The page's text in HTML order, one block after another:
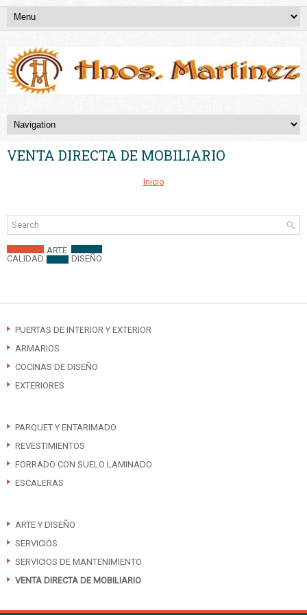
VENTA DIRECTA DE MOBILIARIO
Inicio
CALIDAD
ARTE
DISEÑO
PUERTAS DE INTERIOR Y EXTERIOR
ARMARIOS
COCINAS DE DISEÑO
EXTERIORES
PARQUET Y ENTARIMADO
REVESTIMIENTOS
FORRADO CON SUELO LAMINADO
ESCALERAS
ARTE Y DISEÑO
SERVICIOS
SERVICIOS DE MANTENIMIENTO
VENTA DIRECTA DE MOBILIARIO